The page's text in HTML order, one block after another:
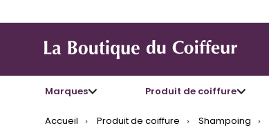
Marques Produit de coiffure
Accueil Produit de coiffure Shampoing